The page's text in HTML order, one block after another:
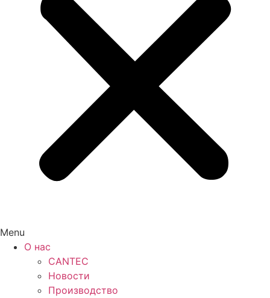
Menu
О нас
CANTEC
Новости
Производство